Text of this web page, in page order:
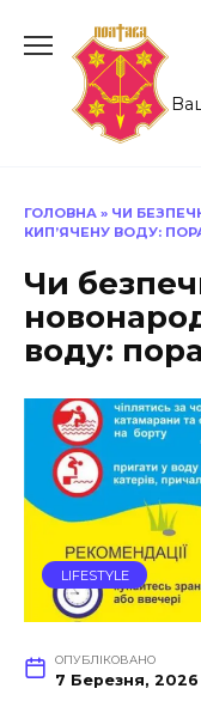
до
ГОЛОВНА » ЧИ
КИП’ЯЧЕНУ ВОДУ:
Чи
воду:
LIFESTYLE
ОПУБЛІКОВАНО
7 Березня, 2026